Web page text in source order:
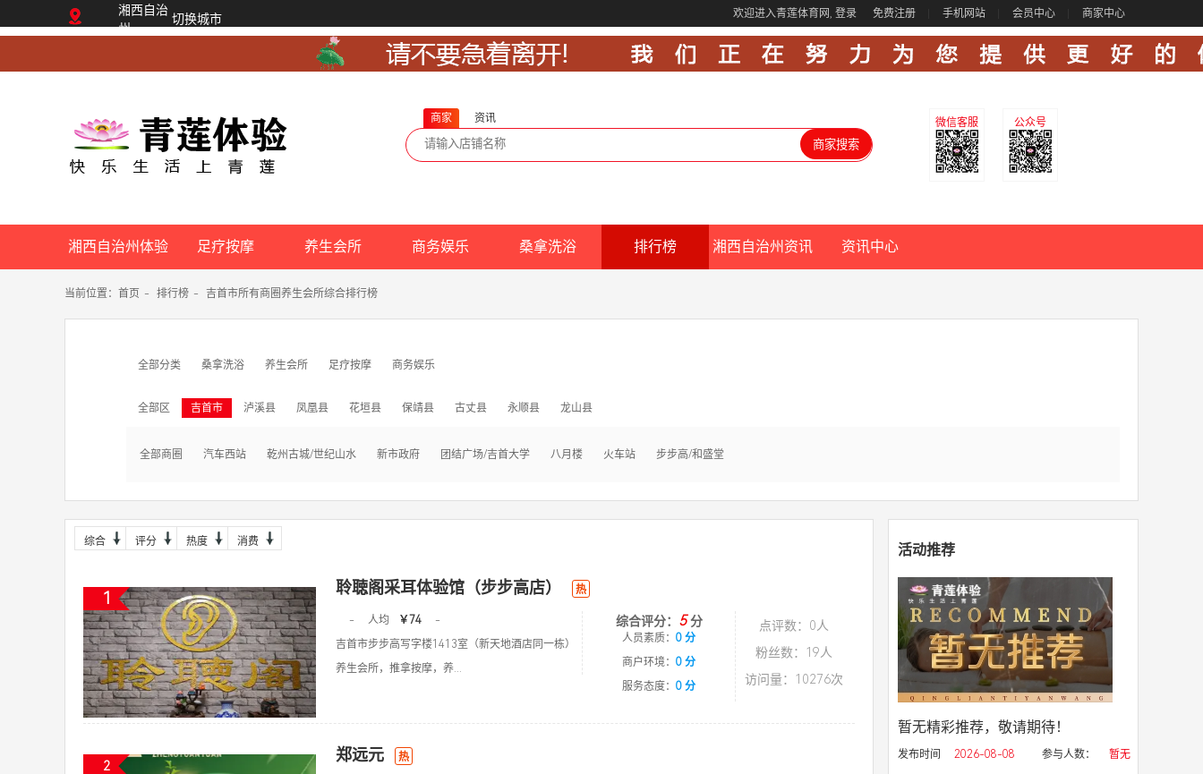
湘西自治
州
切换城市 欢迎进入青莲体育网, 登录 免费注册 手机网站 会员中心 商家中心
商家 资讯 公众号
微信客服
湘西自治州体验
网
足疗按摩 养生会所 商务娱乐 桑拿洗浴 排行榜 湘西自治州资讯 资讯中心
当前位置： 首页 - 排行榜 - 吉首市所有商圈养生会所综合排行榜
全部分类 桑拿洗浴 养生会所 足疗按摩 商务娱乐
全部区 吉首市 泸溪县 凤凰县 花垣县 保靖县 古丈县 永顺县 龙山县
全部商圈 汽车西站 乾州古城/世纪山水 新市政府 团结广场/吉首大学 八月楼 火车站 步步高/和盛堂
综合 评分 热度 消费
1
聆聴阁采耳体验馆（步步高店） 热
- 人均 ￥74
-
吉首市步步高写字楼1413室（新天地酒店同一栋）
养生会所，推拿按摩，养...
综合评分： 5分
人员素质： 0 分
商户环境： 0 分
服务态度： 0 分
点评数：0人
粉丝数：19人
访问量：10276次
2
郑远元 热
活动推荐
暂无精彩推荐，敬请期待！
发布时间 2026-08-08 参与人数： 暂无